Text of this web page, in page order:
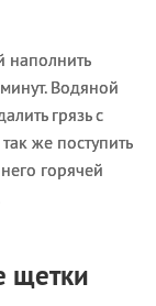
наполнить
Водяной
грязь с
же поступить
горячей
щетки